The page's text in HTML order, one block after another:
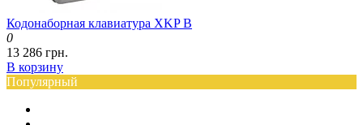
Кодонаборная клавиатура XKP B
0
13 286 грн.
В корзину
Популярный